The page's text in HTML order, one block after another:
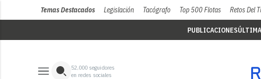
Temas Destacados Legislación Tacógrafo Top 500 Flotas Retos Del
PUBLICACIONES
52,000 seguidores
en redes sociales